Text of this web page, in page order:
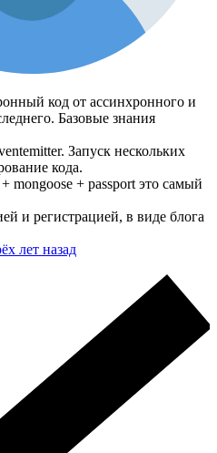
код от ассинхронного и
Базовые знания
Запуск нескольких
кода.
mongoose + passport это самый
и регистрацией, в виде блога
лет назад